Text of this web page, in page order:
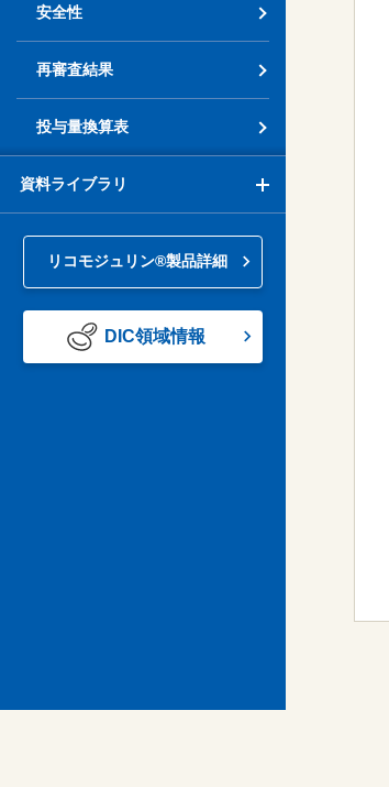
安全性
再審査結果
投与量換算表
資料ライブラリ
リコモジュリン®製品詳細
DIC領域情報